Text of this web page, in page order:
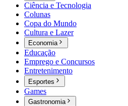
Ciência e Tecnologia
Colunas
Copa do Mundo
Cultura e Lazer
Economia
Educação
Emprego e Concursos
Entretenimento
Esportes
Games
Gastronomia